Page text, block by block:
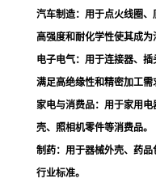
汽车制造：用于点火线圈
高强度和耐化学性使其成
电子电气：用于连接器、插
满足高绝缘性和精密加工需
家电与消费品：用于家用
壳、照相机零件等消费品。
制药：用于器械外壳、药
行业标准。